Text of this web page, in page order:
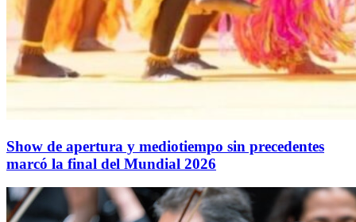
Show de apertura y mediotiempo sin precedentes
marcó la final del Mundial 2026